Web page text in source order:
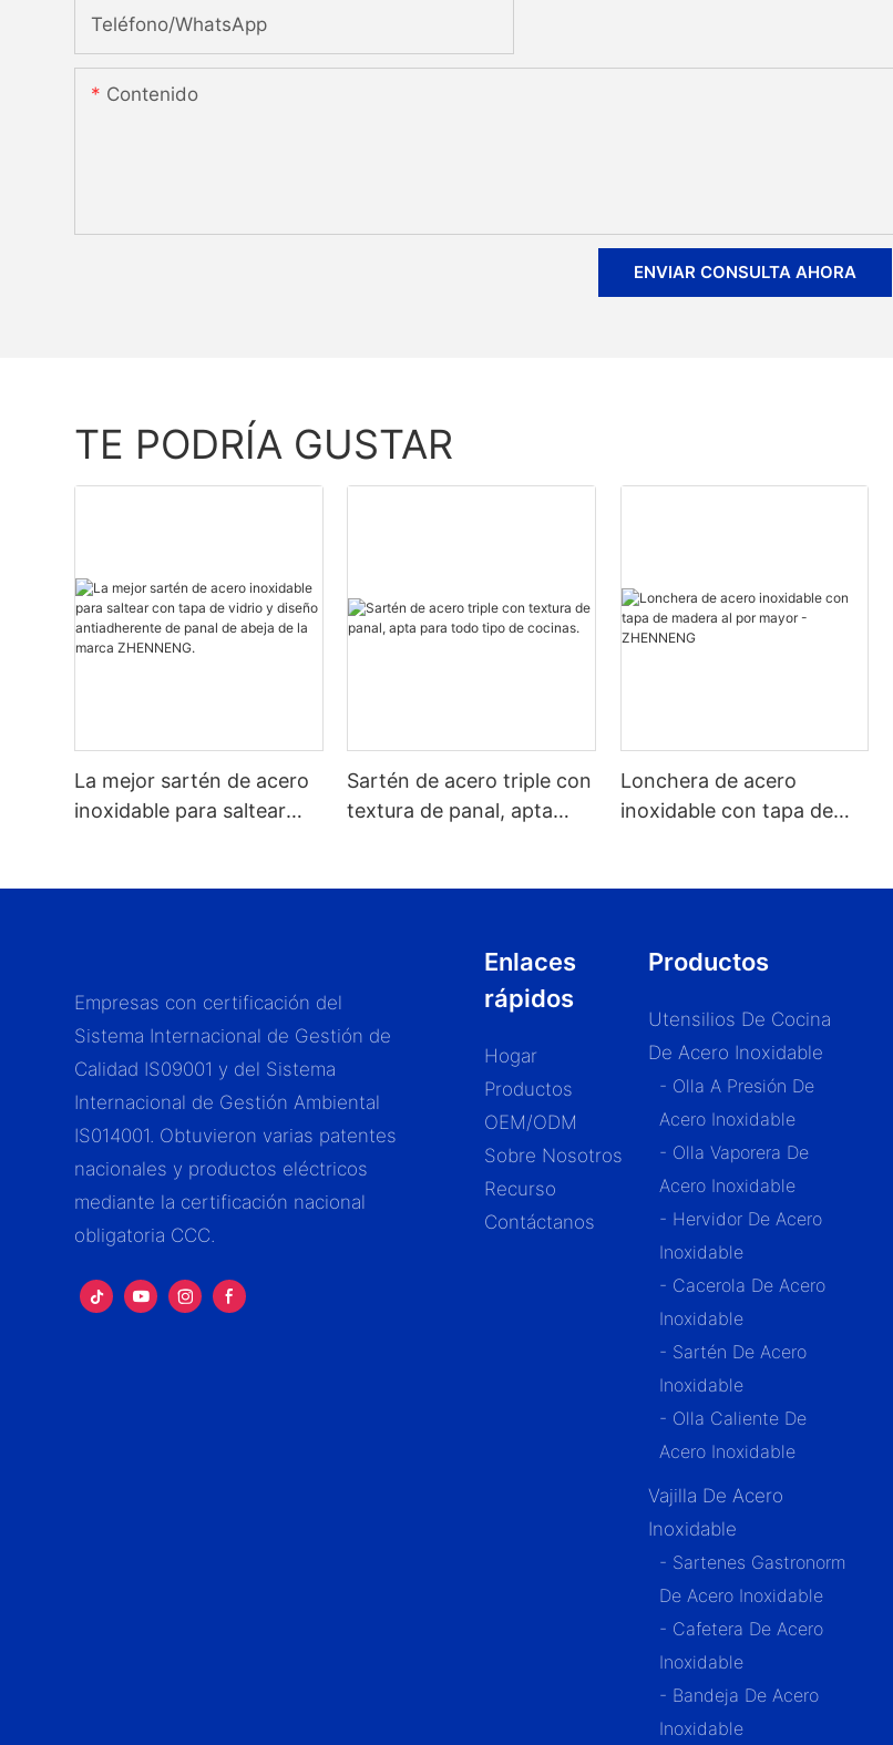
Teléfono/WhatsApp
Contenido
ENVIAR CONSULTA AHORA
TE PODRÍA GUSTAR
La mejor sartén de acero
inoxidable para saltear
Sartén de acero triple con
textura de panal, apta
Lonchera de acero
inoxidable con tapa de
Empresas con certificación del
Sistema Internacional de Gestión de
Calidad IS09001 y del Sistema
Internacional de Gestión Ambiental
IS014001. Obtuvieron varias patentes
nacionales y productos eléctricos
mediante la certificación nacional
obligatoria CCC.
Enlaces
rápidos
Hogar
Productos
OEM/ODM
Sobre Nosotros
Recurso
Contáctanos
Productos
Utensilios De Cocina
De Acero Inoxidable
- Olla A Presión De
Acero Inoxidable
- Olla Vaporera De
Acero Inoxidable
- Hervidor De Acero
Inoxidable
- Cacerola De Acero
Inoxidable
- Sartén De Acero
Inoxidable
- Olla Caliente De
Acero Inoxidable
Vajilla De Acero
Inoxidable
- Sartenes Gastronorm
De Acero Inoxidable
- Cafetera De Acero
Inoxidable
- Bandeja De Acero
Inoxidable